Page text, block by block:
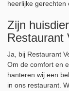
heerlijke gerechten
Zijn
Restaurant
Ja, bij Restaurant
Om de comfort en
hanteren wij een
in ons restaurant.